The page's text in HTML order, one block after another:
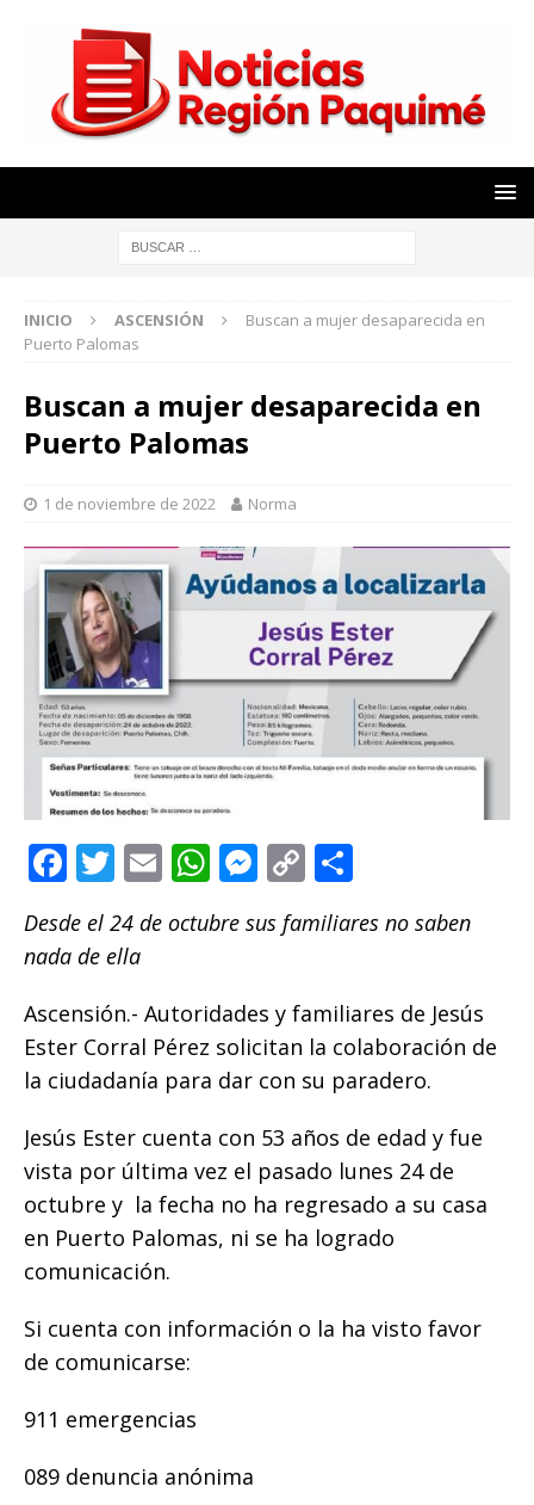
INICIO ASCENSIÓN
Buscan a mujer desaparecida en
Puerto Palomas
Buscan a mujer desaparecida en
Puerto Palomas
1 de noviembre de 2022 Norma
F
a
c
e
b
o
o
k
T
it
te
r
E
ai
W
h
at
A
p
p
M
ss
n
g
e
r
C
p
Li
n
k
m
ar
ti
r
Desde el 24 de octubre sus familiares no saben
nada de ella
Ascensión.- Autoridades y familiares de Jesús
Ester Corral Pérez solicitan la colaboración de
la ciudadanía para dar con su paradero.
Jesús Ester cuenta con 53 años de edad y fue
vista por última vez el pasado lunes 24 de
octubre y la fecha no ha regresado a su casa
en Puerto Palomas, ni se ha logrado
comunicación.
Si cuenta con información o la ha visto favor
de comunicarse:
911 emergencias
089 denuncia anónima